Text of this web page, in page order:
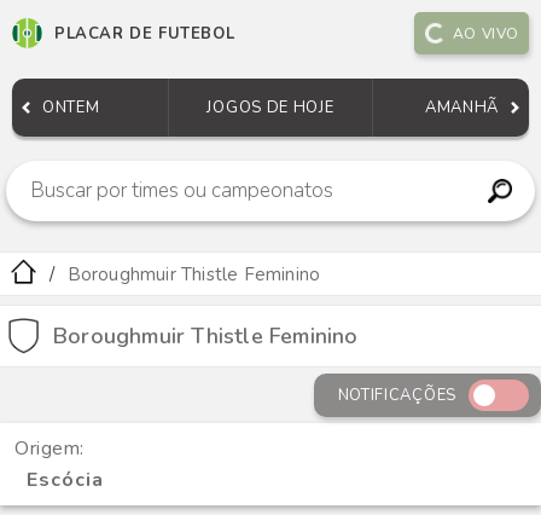
PLACAR DE FUTEBOL AO VIVO
ONTEM JOGOS DE HOJE AMANHÃ
Boroughmuir Thistle Feminino
Boroughmuir Thistle Feminino
NOTIFICAÇÕES
Origem:
Escócia